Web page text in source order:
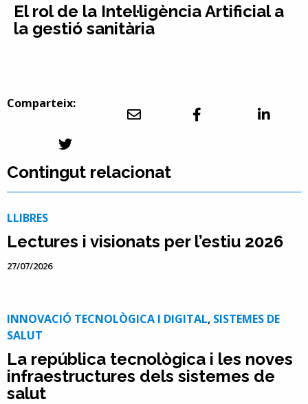
El rol de la Intel·ligència Artificial a
la gestió sanitària
Comparteix:
Contingut relacionat
LLIBRES
Lectures i visionats per l’estiu 2026
27/07/2026
INNOVACIÓ TECNOLÒGICA I DIGITAL, SISTEMES DE
SALUT
La república tecnològica i les noves
infraestructures dels sistemes de
salut